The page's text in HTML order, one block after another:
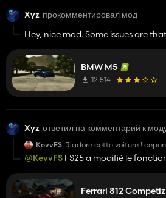
Xyz прокомментировал мод
Hey, nice mod. Some issues are
that awesome work bro!
BMW M5
12 514
Xyz ответил на комментарий к
KevvFS J'adore cette voiture !
devrais utiliser les sons de la
parfait !
@KevvFS FS25 a modifié le
sonore. Pardon
Ferrari 812